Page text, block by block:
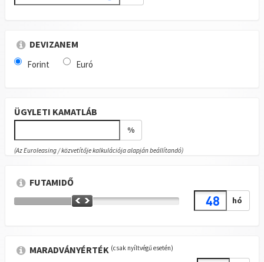
DEVIZANEM
Forint Euró
ÜGYLETI KAMATLÁB
%
(Az Euroleasing / közvetítője kalkulációja alapján beállítandó)
FUTAMIDŐ
hó
MARADVÁNYÉRTÉK (csak nyíltvégű esetén)